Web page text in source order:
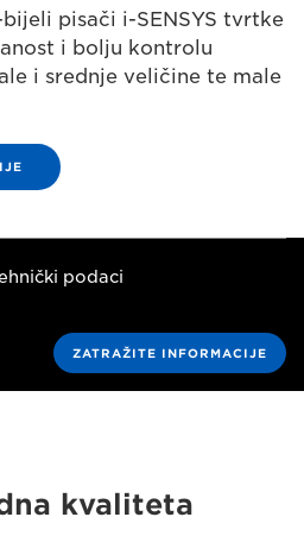
pisači i-SENSYS tvrtke
i bolju kontrolu
i srednje veličine te male
podaci
ZATRAŽITE INFORMACIJE
kvaliteta